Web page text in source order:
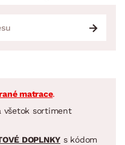
matrace.
všetok sortiment
DOPLNKY s kódom